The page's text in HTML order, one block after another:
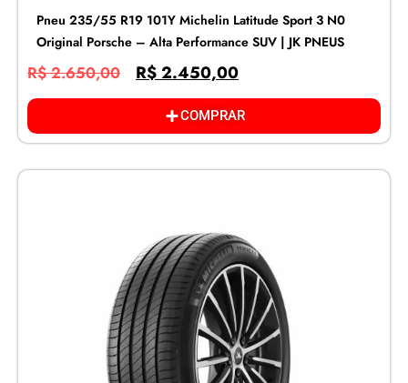
Pneu 235/55 R19 101Y Michelin Latitude Sport 3 N0
Original Porsche – Alta Performance SUV | JK PNEUS
R$2.650,00 R$2.450,00
COMPRAR